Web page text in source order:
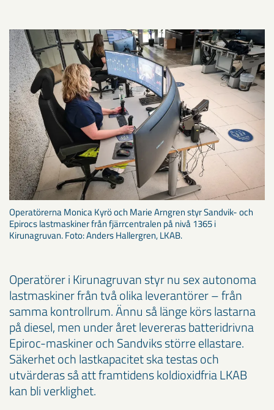
Operatörerna Monica Kyrö och Marie Arngren styr Sandvik- och
Epirocs lastmaskiner från fjärrcentralen på nivå 1365 i
Kirunagruvan. Foto: Anders Hallergren, LKAB.
Operatörer i Kirunagruvan styr nu sex autonoma
lastmaskiner från två olika leverantörer – från
samma kontrollrum. Ännu så länge körs lastarna
på diesel, men under året levereras batteridrivna
Epiroc-maskiner och Sandviks större ellastare.
Säkerhet och lastkapacitet ska testas och
utvärderas så att framtidens koldioxidfria LKAB
kan bli verklighet.